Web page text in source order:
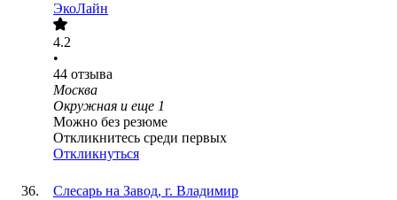
ЭкоЛайн
4.2
•
44 отзыва
Москва
Окружная и еще 1
Можно без резюме
Откликнитесь среди первых
Откликнуться
Слесарь на Завод, г. Владимир